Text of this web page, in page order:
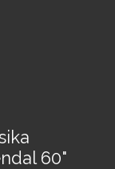
60"